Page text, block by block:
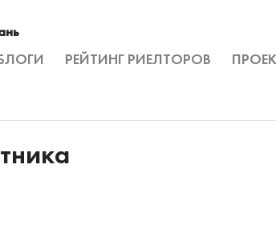
РЕЙТИНГ РИЕЛТОРОВ